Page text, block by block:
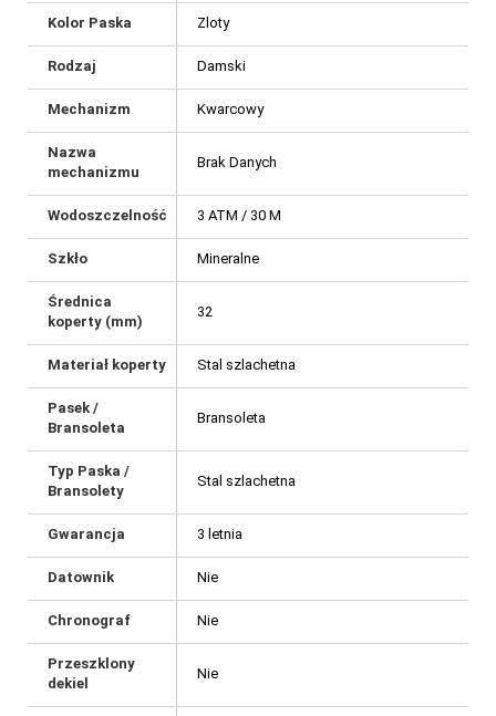
Kolor Paska Zloty
Rodzaj Damski
Mechanizm Kwarcowy
Nazwa
mechanizmu
Brak Danych
Wodoszczelność 3 ATM / 30 M
Szkło Mineralne
Średnica
koperty (mm)
32
Materiał koperty Stal szlachetna
Pasek /
Bransoleta
Bransoleta
Typ Paska /
Bransolety
Stal szlachetna
Gwarancja 3 letnia
Datownik Nie
Chronograf Nie
Przeszklony
dekiel
Nie